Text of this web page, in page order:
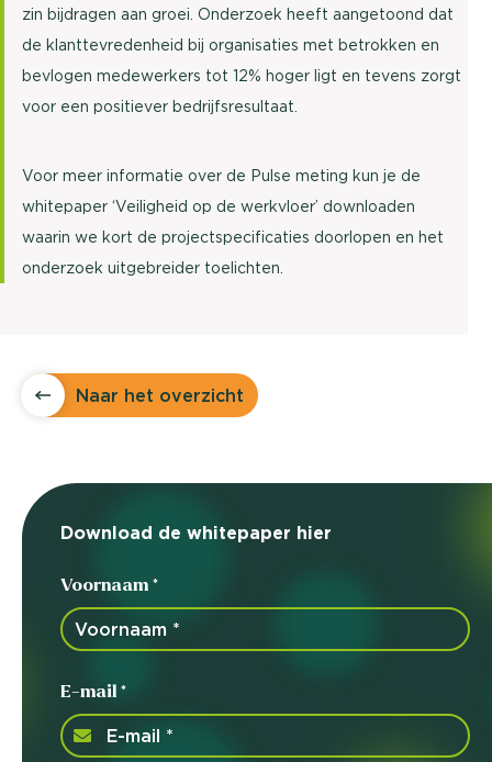
zin bijdragen aan groei. Onderzoek heeft aangetoond dat
de klanttevredenheid bij organisaties met betrokken en
bevlogen medewerkers tot 12% hoger ligt en tevens zorgt
voor een positiever bedrijfsresultaat.
Voor meer informatie over de Pulse meting kun je de
whitepaper ‘Veiligheid op de werkvloer’ downloaden
waarin we kort de projectspecificaties doorlopen en het
onderzoek uitgebreider toelichten.
Naar het overzicht
Download de whitepaper hier
Voornaam *
E-mail *